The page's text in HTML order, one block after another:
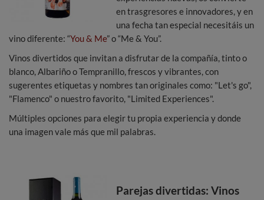
en trasgresores e innovadores, y en
una fecha tan especial necesitáis un
vino diferente: “You & Me” o “Me & You”.
Vinos divertidos que invitan a disfrutar de la compañía, tinto o
blanco, Albariño o Tempranillo, frescos y vibrantes, con
sugerentes etiquetas y nombres tan originales como: "Let's go",
"Flamenco" o nuestro favorito, "Limited Experiences".
Múltiples opciones para elegir tu propia experiencia y donde
una imagen vale más que mil palabras.
Parejas divertidas: Vinos